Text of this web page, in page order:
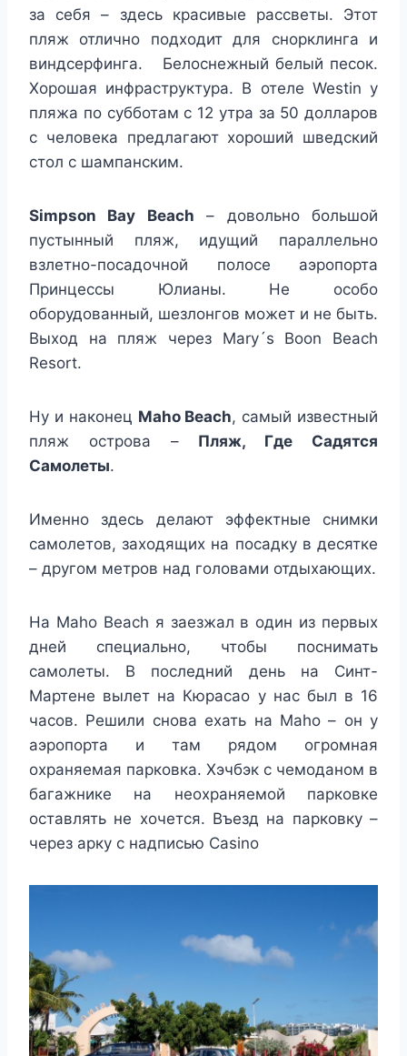
за себя – здесь красивые рассветы. Этот
пляж отлично подходит для снорклинга и
виндсерфинга. Белоснежный белый песок.
Хорошая инфраструктура. В отеле Westin у
пляжа по субботам с 12 утра за 50 долларов
с человека предлагают хороший шведский
стол с шампанским.
Simpson Bay Beach – довольно большой
пустынный пляж, идущий параллельно
взлетно-посадочной полосе аэропорта
Принцессы Юлианы. Не особо
оборудованный, шезлонгов может и не быть.
Выход на пляж через Mary´s Boon Beach
Resort.
Ну и наконец Maho Beach, самый известный
пляж острова – Пляж, Где Садятся
Самолеты.
Именно здесь делают эффектные снимки
самолетов, заходящих на посадку в десятке
– другом метров над головами отдыхающих.
На Maho Beach я заезжал в один из первых
дней специально, чтобы поснимать
самолеты. В последний день на Синт-
Мартене вылет на Кюрасао у нас был в 16
часов. Решили снова ехать на Maho – он у
аэропорта и там рядом огромная
охраняемая парковка. Хэчбэк с чемоданом в
багажнике на неохраняемой парковке
оставлять не хочется. Въезд на парковку –
через арку с надписью Casino